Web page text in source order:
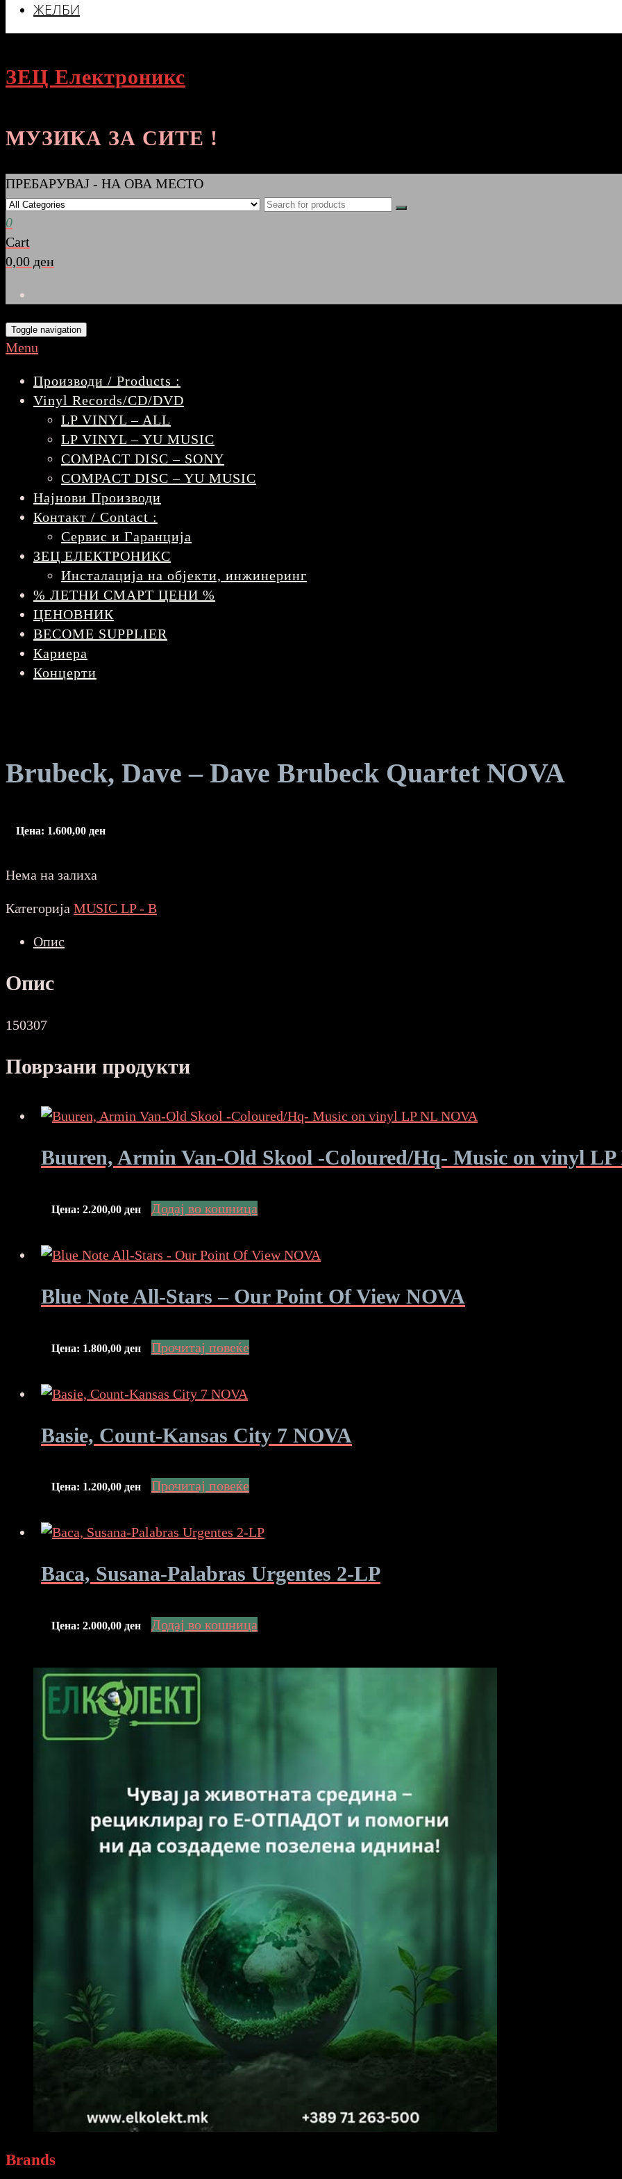
ЖЕЛБИ
ЗЕЦ Електроникс
МУЗИКА ЗА СИТЕ !
ПРЕБАРУВАЈ - НА ОВА МЕСТО
0
Cart
0,00 ден
Toggle navigation
Menu
Производи / Products :
Vinyl Records/CD/DVD
LP VINYL – ALL
LP VINYL – YU MUSIC
COMPACT DISC – SONY
COMPACT DISC – YU MUSIC
Најнови Производи
Контакт / Contact :
Сервис и Гаранција
ЗЕЦ ЕЛЕКТРОНИКС
Инсталација на објекти, инжинеринг
% ЛЕТНИ СМАРТ ЦЕНИ %
ЦЕНОВНИК
BECOME SUPPLIER
Кариера
Концерти
Brubeck, Dave – Dave Brubeck Quartet NOVA
Цена: 1.600,00 ден
Нема на залиха
Категорија MUSIC LP - B
Опис
Опис
150307
Поврзани продукти
Buuren, Armin Van-Old Skool -Coloured/Hq- Music on vinyl LP
Цена: 2.200,00 ден Додај во кошница
Blue Note All-Stars – Our Point Of View NOVA
Цена: 1.800,00 ден Прочитај повеќе
Basie, Count-Kansas City 7 NOVA
Цена: 1.200,00 ден Прочитај повеќе
Baca, Susana-Palabras Urgentes 2-LP
Цена: 2.000,00 ден Додај во кошница
Brands